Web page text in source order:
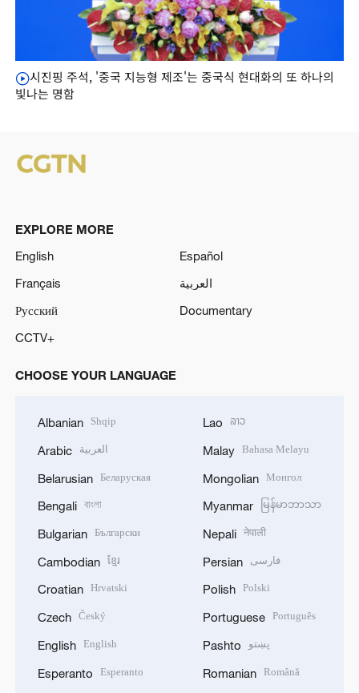
시진핑 주석, '중국 지능형 제조'는 중국식 현대화의 또 하나의
빛나는 명함
EXPLORE MORE
English
Español
Français
العربية
Русский
Documentary
CCTV+
CHOOSE YOUR LANGUAGE
Albanian Shqip
Arabic العربية
Belarusian Беларуская
Bengali বাংলা
Bulgarian Български
Cambodian ខ្មែរ
Croatian Hrvatski
Czech Český
English English
Esperanto Esperanto
Lao ລາວ
Malay Bahasa Melayu
Mongolian Монгол
Myanmar မြန်မာဘာသာ
Nepali नेपाली
Persian فارسی
Polish Polski
Portuguese Português
Pashto پښتو
Romanian Română